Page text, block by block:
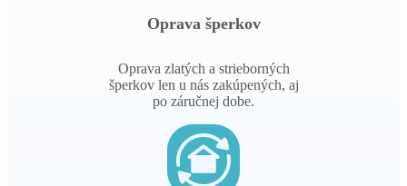
Oprava šperkov
Oprava zlatých a strieborných
šperkov len u nás zakúpených, aj
po záručnej dobe.